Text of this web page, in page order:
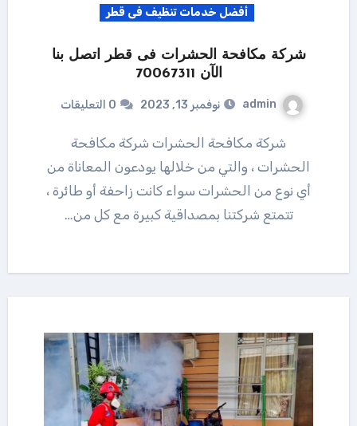
أفضل خدمات تنظيف فى قطر
شركة مكافحة الحشرات فى قطر اتصل بنا
الآن 70067311
admin نوفمبر 13, 2023 0 التعليقات
شركة مكافحة الحشرات شركة مكافحة
الحشرات ، والتي من خلالها يودعون المعاناة من
أي نوع من الحشرات سواء كانت زاحفة أو طائرة ،
تتمتع شركتنا بمصداقية كبيرة مع كل من…